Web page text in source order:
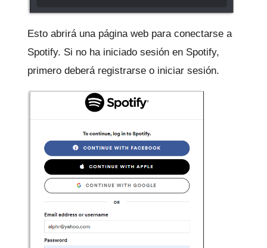
Esto abrirá una página web para conectarse a
Spotify. Si no ha iniciado sesión en Spotify,
primero deberá registrarse o iniciar sesión.